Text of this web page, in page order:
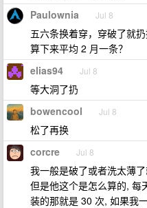
Paulownia Jul 8
五六条换着穿，穿破了就
算下来平均 2 月一条？
elias94 Jul 8
等大洞了扔
bowencool Jul 8
松了再换
corcre Jul 8
我一般是破了或者洗太薄
但是他这个是怎么算的, 每
装的那就是 30 次, 如果我